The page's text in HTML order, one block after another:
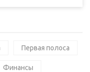
Первая полоса
Финансы